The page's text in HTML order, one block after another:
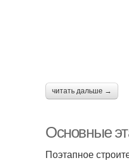
читать дальше →
Основные
Поэтапное